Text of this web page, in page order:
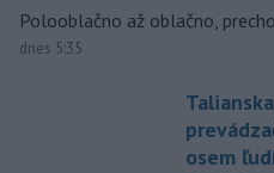
Polooblačno až oblačno,
dnes 5:35
osem